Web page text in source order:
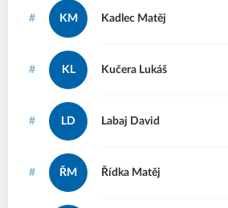
# KM Matěj
Kadlec
# KL Lukáš
Kučera
# LD David
Labaj
# ŘM Matěj
Řídka